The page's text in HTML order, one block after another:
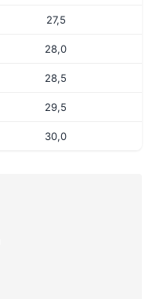
27,5
28,0
28,5
29,5
30,0